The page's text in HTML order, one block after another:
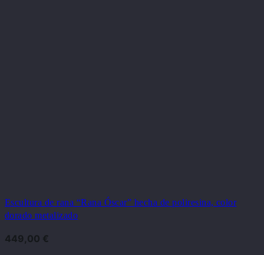
Escultura de rana “Rana Óscar” hecha de poliresina, color
dorado metalizado
449,00 €